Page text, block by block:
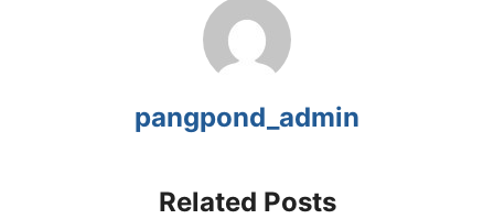
pangpond_admin
Related Posts